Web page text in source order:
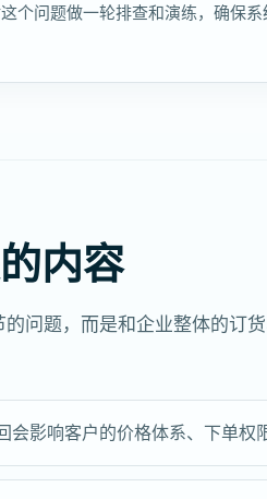
个问题做一轮排查和演练，确保系
内容
问题，而是和企业整体的订
影响客户的价格体系、下单权